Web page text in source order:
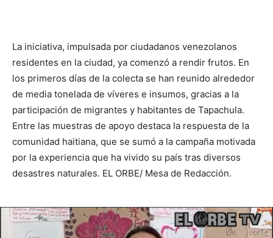
La iniciativa, impulsada por ciudadanos venezolanos
residentes en la ciudad, ya comenzó a rendir frutos. En
los primeros días de la colecta se han reunido alrededor
de media tonelada de víveres e insumos, gracias a la
participación de migrantes y habitantes de Tapachula.
Entre las muestras de apoyo destaca la respuesta de la
comunidad haitiana, que se sumó a la campaña motivada
por la experiencia que ha vivido su país tras diversos
desastres naturales. EL ORBE/ Mesa de Redacción.